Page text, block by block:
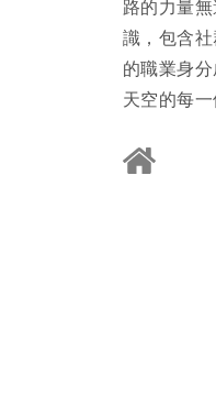
路的力量
識，包含
的職業身
天空的每一